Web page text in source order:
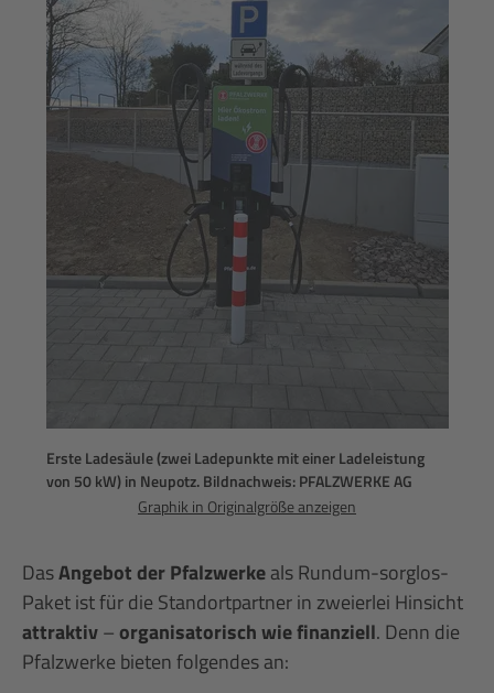
Erste Ladesäule (zwei Ladepunkte mit einer Ladeleistung
von 50 kW) in Neupotz. Bildnachweis: PFALZWERKE AG
Graphik in Originalgröße anzeigen
DasAngebot der Pfalzwerkeals Rundum-sorglos-
Paket ist für die Standortpartner in zweierlei Hinsicht
attraktiv–organisatorisch wie finanziell. Denn die
Pfalzwerke bieten folgendes an: